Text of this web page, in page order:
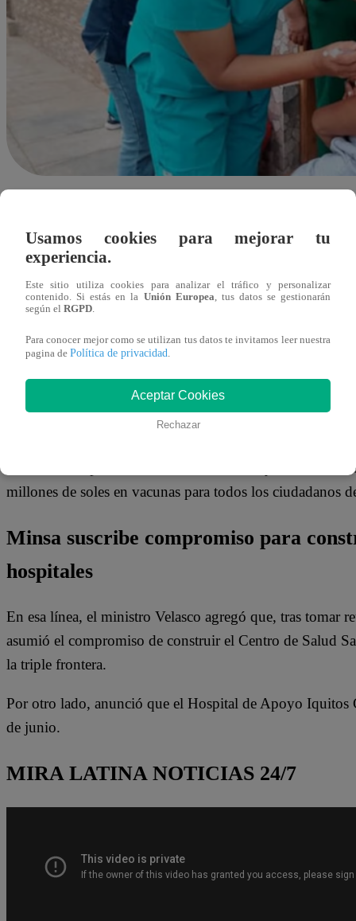
El ministro de Salud, Juan Velasco, anunció durante
gobierno de José María Balcázar declaró en
la tos ferina, enfermedad que ya se habría cobrado la
Con eso, el Ministerio de Salud (Minsa) enfocará sus
de la provincia con el presupuesto de seis millones de
intervendrán la región por 90 días, realizando las
atención integral de salud para el manejo de casos y
“No vamos a permitir una muerte materna y de niños,
millones de soles en vacunas para todos los ciudadanos
Minsa suscribe compromiso para
hospitales
En esa línea, el ministro Velasco agregó que, tras tomar
asumió el compromiso de construir el Centro de Salud
la triple frontera.
Por otro lado, anunció que el Hospital de Apoyo Iquitos
de junio.
MIRA LATINA NOTICIAS 24/7
Usamos cookies para mejorar tu
experiencia.
Este sitio utiliza cookies para analizar el tráfico y personalizar
contenido. Si estás en la Unión Europea, tus datos se gestionarán
según el RGPD.
Para conocer mejor como se utilizan tus datos te invitamos leer nuestra
pagina de Política de privacidad.
Aceptar Cookies
Rechazar